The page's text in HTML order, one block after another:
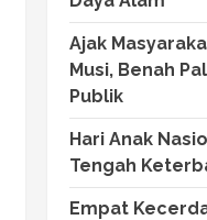
Ajak
Musi, Benah
Publik
Hari Anak
Tengah
Empat